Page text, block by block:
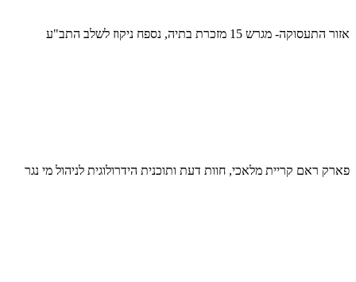
אזור התעסוקה- מגרש 15 מזכרת בתיה, נספח ניקוז לשלב התב"ע
פארק ראם קריית מלאכי, חוות דעת ותוכנית הידרולוגית לניהול מי נגר